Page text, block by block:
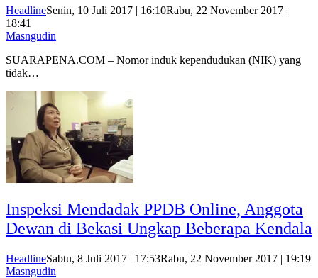
HeadlineSenin, 10 Juli 2017 | 16:10Rabu, 22 November 2017 |
18:41
Masngudin
SUARAPENA.COM – Nomor induk kependudukan (NIK) yang
tidak…
Inspeksi Mendadak PPDB Online, Anggota
Dewan di Bekasi Ungkap Beberapa Kendala
HeadlineSabtu, 8 Juli 2017 | 17:53Rabu, 22 November 2017 | 19:19
Masngudin